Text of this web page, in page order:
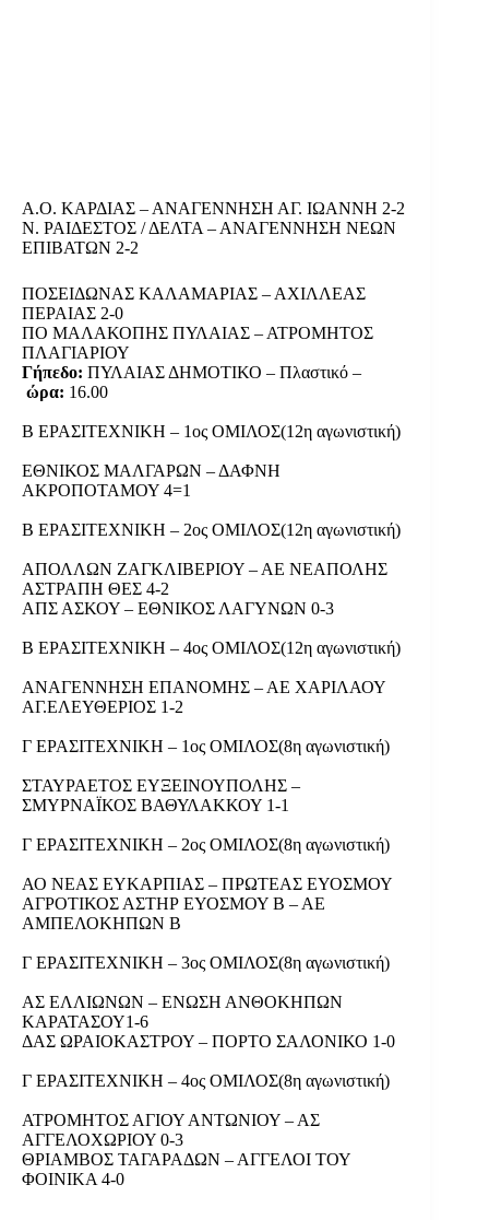
Α.Ο. ΚΑΡΔΙΑΣ – ΑΝΑΓΕΝΝΗΣΗ ΑΓ. ΙΩΑΝΝΗ 2-2
Ν. ΡΑΙΔΕΣΤΟΣ / ΔΕΛΤΑ – ΑΝΑΓΕΝΝΗΣΗ ΝΕΩΝ
ΕΠΙΒΑΤΩΝ 2-2
ΠΟΣΕΙΔΩΝΑΣ ΚΑΛΑΜΑΡΙΑΣ – ΑΧΙΛΛΕΑΣ
ΠΕΡΑΙΑΣ 2-0
ΠΟ ΜΑΛΑΚΟΠΗΣ ΠΥΛΑΙΑΣ – ΑΤΡΟΜΗΤΟΣ
ΠΛΑΓΙΑΡΙΟΥ
Γήπεδο: ΠΥΛΑΙΑΣ ΔΗΜΟΤΙΚΟ – Πλαστικό –
ώρα: 16.00
Β ΕΡΑΣΙΤΕΧΝΙΚΗ – 1ος ΟΜΙΛΟΣ(12η αγωνιστική)
ΕΘΝΙΚΟΣ ΜΑΛΓΑΡΩΝ – ΔΑΦΝΗ
ΑΚΡΟΠΟΤΑΜΟΥ 4=1
Β ΕΡΑΣΙΤΕΧΝΙΚΗ – 2ος ΟΜΙΛΟΣ(12η αγωνιστική)
ΑΠΟΛΛΩΝ ΖΑΓΚΛΙΒΕΡΙΟΥ – ΑΕ ΝΕΑΠΟΛΗΣ
ΑΣΤΡΑΠΗ ΘΕΣ 4-2
ΑΠΣ ΑΣΚΟΥ – ΕΘΝΙΚΟΣ ΛΑΓΥΝΩΝ 0-3
Β ΕΡΑΣΙΤΕΧΝΙΚΗ – 4ος ΟΜΙΛΟΣ(12η αγωνιστική)
ΑΝΑΓΕΝΝΗΣΗ ΕΠΑΝΟΜΗΣ – ΑΕ ΧΑΡΙΛΑΟΥ
ΑΓ.ΕΛΕΥΘΕΡΙΟΣ 1-2
Γ ΕΡΑΣΙΤΕΧΝΙΚΗ – 1ος ΟΜΙΛΟΣ(8η αγωνιστική)
ΣΤΑΥΡΑΕΤΟΣ ΕΥΞΕΙΝΟΥΠΟΛΗΣ –
ΣΜΥΡΝΑΪΚΟΣ ΒΑΘΥΛΑΚΚΟΥ 1-1
Γ ΕΡΑΣΙΤΕΧΝΙΚΗ – 2ος ΟΜΙΛΟΣ(8η αγωνιστική)
ΑΟ ΝΕΑΣ ΕΥΚΑΡΠΙΑΣ – ΠΡΩΤΕΑΣ ΕΥΟΣΜΟΥ
ΑΓΡΟΤΙΚΟΣ ΑΣΤΗΡ ΕΥΟΣΜΟΥ Β – ΑΕ
ΑΜΠΕΛΟΚΗΠΩΝ Β
Γ ΕΡΑΣΙΤΕΧΝΙΚΗ – 3ος ΟΜΙΛΟΣ(8η αγωνιστική)
ΑΣ ΕΛΛΙΩΝΩΝ – ΕΝΩΣΗ ΑΝΘΟΚΗΠΩΝ
ΚΑΡΑΤΑΣΟΥ1-6
ΔΑΣ ΩΡΑΙΟΚΑΣΤΡΟΥ – ΠΟΡΤΟ ΣΑΛΟΝΙΚΟ 1-0
Γ ΕΡΑΣΙΤΕΧΝΙΚΗ – 4ος ΟΜΙΛΟΣ(8η αγωνιστική)
ΑΤΡΟΜΗΤΟΣ ΑΓΙΟΥ ΑΝΤΩΝΙΟΥ – ΑΣ
ΑΓΓΕΛΟΧΩΡΙΟΥ 0-3
ΘΡΙΑΜΒΟΣ ΤΑΓΑΡΑΔΩΝ – ΑΓΓΕΛΟΙ ΤΟΥ
ΦΟΙΝΙΚΑ 4-0